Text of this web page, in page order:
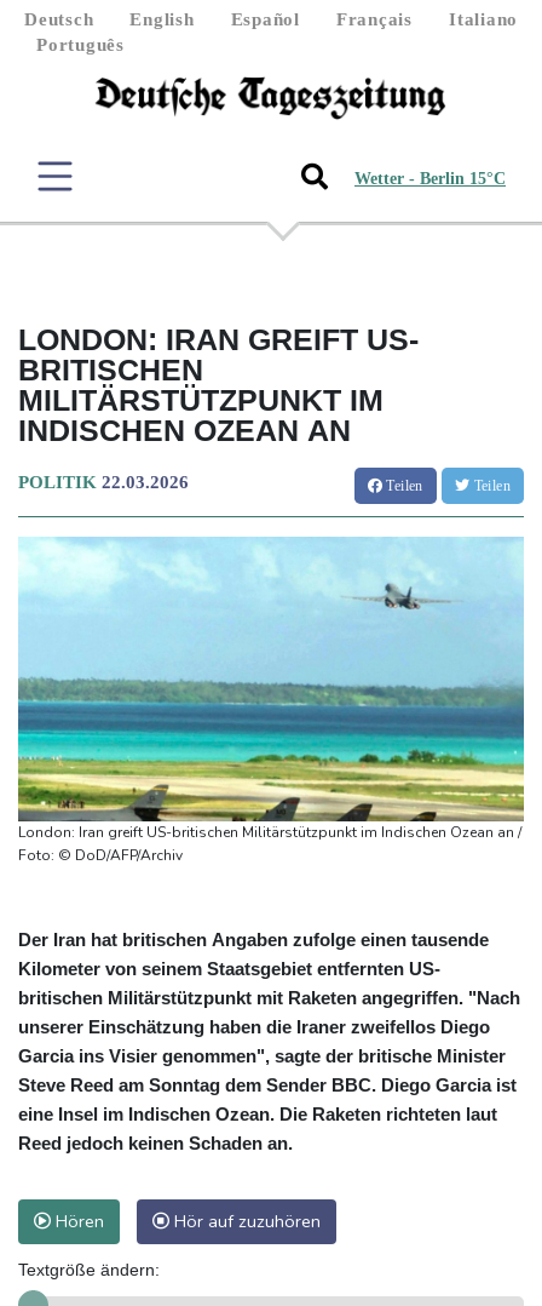
Deutsch English Español Français
Italiano
Português
Wetter - Berlin 15°C
LONDON: IRAN GREIFT US-
BRITISCHEN
MILITÄRSTÜTZPUNKT IM
INDISCHEN OZEAN AN
POLITIK 22.03.2026 Teilen Teilen
London: Iran greift US-britischen Militärstützpunkt im Indischen Ozean an /
Foto: © DoD/AFP/Archiv
Der Iran hat britischen Angaben zufolge einen tausende
Kilometer von seinem Staatsgebiet entfernten US-
britischen Militärstützpunkt mit Raketen angegriffen. "Nach
unserer Einschätzung haben die Iraner zweifellos Diego
Garcia ins Visier genommen", sagte der britische Minister
Steve Reed am Sonntag dem Sender BBC. Diego Garcia ist
eine Insel im Indischen Ozean. Die Raketen richteten laut
Reed jedoch keinen Schaden an.
Hören Hör auf zuzuhören
Textgröße ändern: